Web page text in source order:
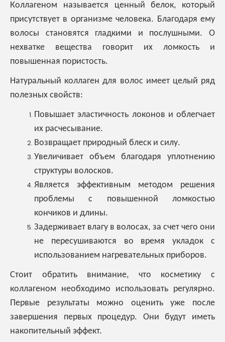
Коллагеном называется ценный белок, который
присутствует в организме человека. Благодаря ему
волосы становятся гладкими и послушными. О
нехватке вещества говорит их ломкость и
повышенная пористость.
Натуральный коллаген для волос имеет целый ряд
полезных свойств:
Повышает эластичность локонов и облегчает
их расчесывание.
Возвращает природный блеск и силу.
Увеличивает объем благодаря уплотнению
структуры волосков.
Является эффективным методом решения
проблемы с повышенной ломкостью
кончиков и длины.
Задерживает влагу в волосах, за счет чего они
не пересушиваются во время укладок с
использованием нагревательных приборов.
Стоит обратить внимание, что косметику с
коллагеном необходимо использовать регулярно.
Первые результаты можно оценить уже после
завершения первых процедур. Они будут иметь
накопительный эффект.